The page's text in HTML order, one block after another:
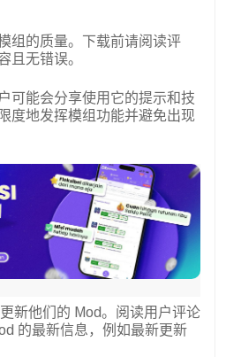
组的质量。下载前请阅读评
且无错误。
可能会分享使用它的提示和技
度地发挥模组功能并避免出现
新他们的 Mod。阅读用户评论
的最新信息，例如最新更新